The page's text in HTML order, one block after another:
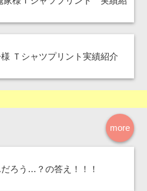
Ｔシャツプリント実績紹介
more
ろう…？の答え！！！